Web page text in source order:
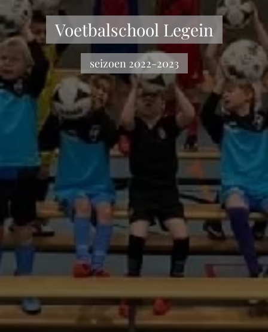
Voetbalschool Legein
seizoen 2022-2023